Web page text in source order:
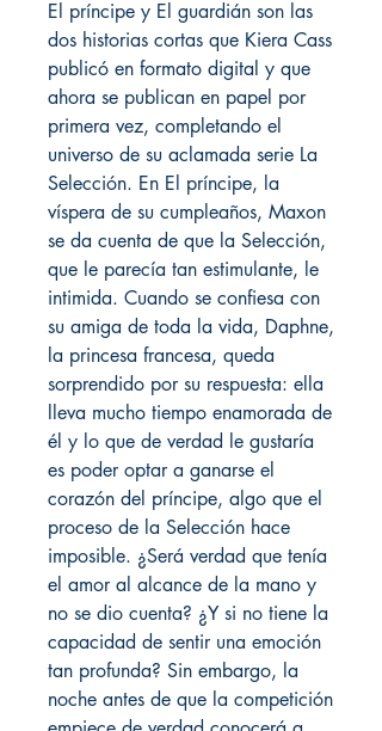
El príncipe y El guardián son las
dos historias cortas que Kiera Cass
publicó en formato digital y que
ahora se publican en papel por
primera vez, completando el
universo de su aclamada serie La
Selección. En El príncipe, la
víspera de su cumpleaños, Maxon
se da cuenta de que la Selección,
que le parecía tan estimulante, le
intimida. Cuando se confiesa con
su amiga de toda la vida, Daphne,
la princesa francesa, queda
sorprendido por su respuesta: ella
lleva mucho tiempo enamorada de
él y lo que de verdad le gustaría
es poder optar a ganarse el
corazón del príncipe, algo que el
proceso de la Selección hace
imposible. ¿Será verdad que tenía
el amor al alcance de la mano y
no se dio cuenta? ¿Y si no tiene la
capacidad de sentir una emoción
tan profunda? Sin embargo, la
noche antes de que la competición